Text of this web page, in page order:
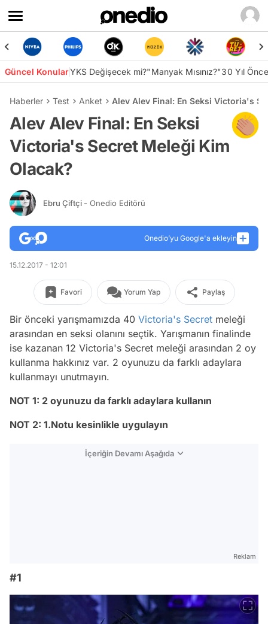
Güncel KonularYKS Değişecek mi?"Manyak Mısınız?"30 Yıl
Haberler Test Anket Alev Alev Final: En Seksi Victoria's
Alev Alev Final: En Seksi
Victoria's Secret Meleği Kim
Olacak?
Ebru Çiftçi - Onedio Editörü
Onedio’yu Google'a ekleyin
15.12.2017 - 12:01
Favori Yorum Yap Paylaş
Bir önceki yarışmamızda 40 Victoria's Secret meleği
arasından en seksi olanını seçtik. Yarışmanın finalinde
ise kazanan 12 Victoria's Secret meleği arasından 2 oy
kullanma hakkınız var. 2 oyunuzu da farklı adaylara
kullanmayı unutmayın.
NOT 1: 2 oyunuzu da farklı adaylara kullanın
NOT 2: 1.Notu kesinlikle uygulayın
İçeriğin Devamı Aşağıda
Reklam
#1